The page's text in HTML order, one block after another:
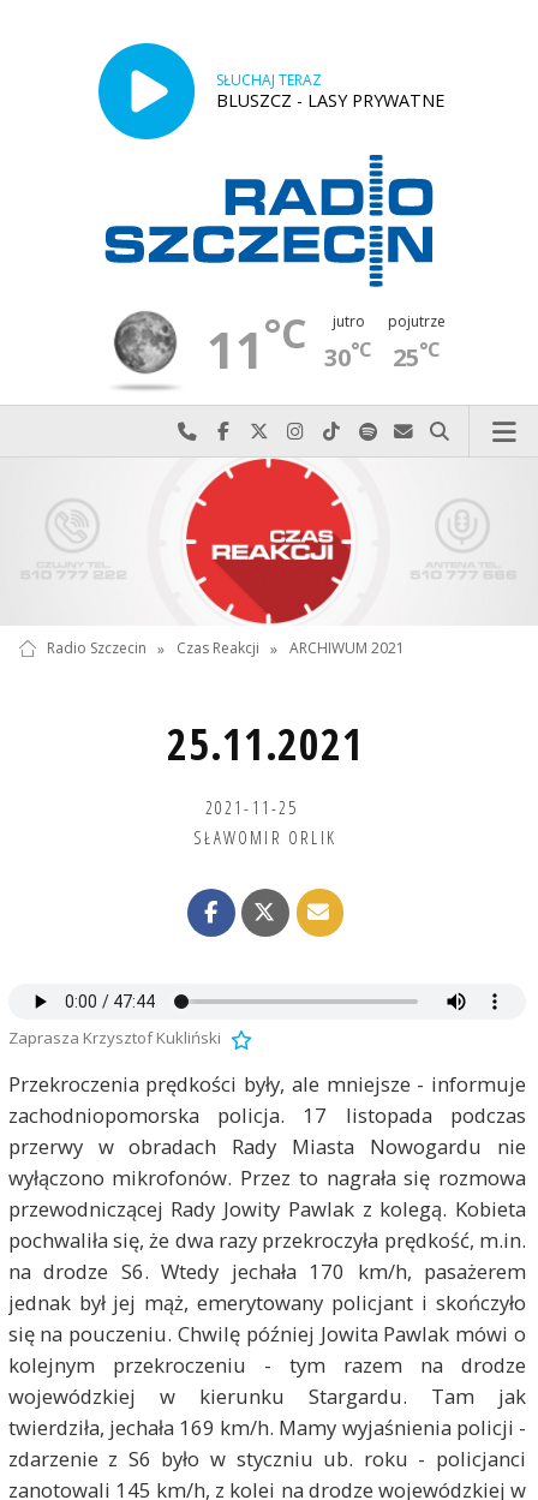
SŁUCHAJ TERAZ
BLUSZCZ - LASY PRYWATNE
11°C jutro
30°C
pojutrze
25°C
Najlepiej po prostu do nas zadzwoń
Odwiedź nas na Facebook-u
Odwiedź nas na X
Odwiedź nas na Instagram-ie
Odwiedź nas na TikTok-u
Szukaj nas na Spotify
Wyślij do nas
Szukaj
Radio Szczecin » Czas Reakcji » ARCHIWUM 2021
25.11.2021
2021-11-25
SŁAWOMIR ORLIK
Zaprasza Krzysztof Kukliński
Przekroczenia prędkości były, ale mniejsze - informuje
zachodniopomorska policja. 17 listopada podczas
przerwy w obradach Rady Miasta Nowogardu nie
wyłączono mikrofonów. Przez to nagrała się rozmowa
przewodniczącej Rady Jowity Pawlak z kolegą. Kobieta
pochwaliła się, że dwa razy przekroczyła prędkość, m.in.
na drodze S6. Wtedy jechała 170 km/h, pasażerem
jednak był jej mąż, emerytowany policjant i skończyło
się na pouczeniu. Chwilę później Jowita Pawlak mówi o
kolejnym przekroczeniu - tym razem na drodze
wojewódzkiej w kierunku Stargardu. Tam jak
twierdziła, jechała 169 km/h. Mamy wyjaśnienia policji -
zdarzenie z S6 było w styczniu ub. roku - policjanci
zanotowali 145 km/h, z kolei na drodze wojewódzkiej w